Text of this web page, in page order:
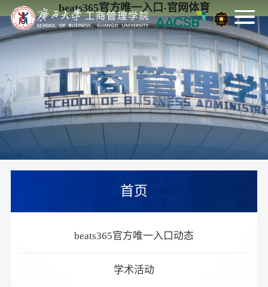
beats365官方唯一入口-官网体育
首页
beats365官方唯一入口动态
学术活动